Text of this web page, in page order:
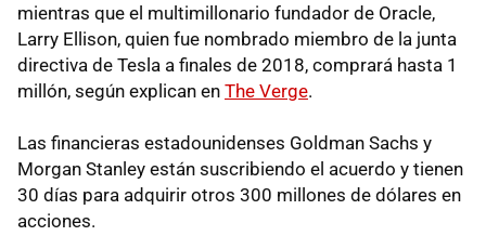
mientras que el multimillonario fundador de Oracle,
Larry Ellison, quien fue nombrado miembro de la junta
directiva de Tesla a finales de 2018, comprará hasta 1
millón, según explican en The Verge.
Las financieras estadounidenses Goldman Sachs y
Morgan Stanley están suscribiendo el acuerdo y tienen
30 días para adquirir otros 300 millones de dólares en
acciones.